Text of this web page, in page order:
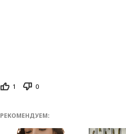
1 0
РЕКОМЕНДУЕМ: